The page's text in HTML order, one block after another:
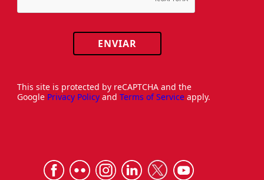
ENVIAR
This site is protected by reCAPTCHA and the
Google Privacy Policy and Terms of Service apply.